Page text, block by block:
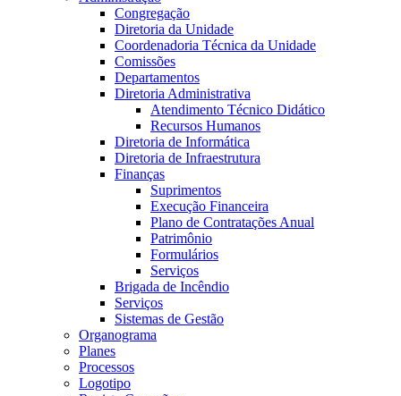
Congregação
Diretoria da Unidade
Coordenadoria Técnica da Unidade
Comissões
Departamentos
Diretoria Administrativa
Atendimento Técnico Didático
Recursos Humanos
Diretoria de Informática
Diretoria de Infraestrutura
Finanças
Suprimentos
Execução Financeira
Plano de Contratações Anual
Patrimônio
Formulários
Serviços
Brigada de Incêndio
Serviços
Sistemas de Gestão
Organograma
Planes
Processos
Logotipo